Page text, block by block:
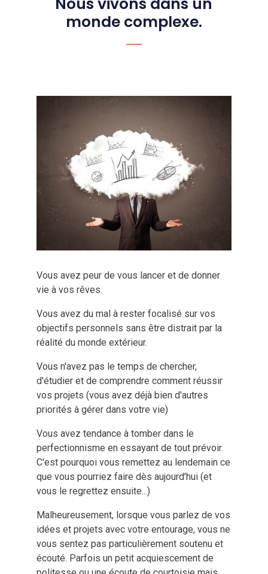
monde complexe.
Vous avez peur de vous lancer et de donner
vie à vos rêves.
Vous avez du mal à rester focalisé sur vos
objectifs personnels sans être distrait par la
réalité du monde extérieur.
Vous n'avez pas le temps ​de chercher,
d'étudier et de comprendre comment réussir
vos projets (vous avez déjà bien d'autres
priorités à gérer dans votre vie)
Vous avez tendance à tomber dans le
perfectionnisme en essayant de tout prévoir.
C'est pourquoi vous remettez au lendemain ce
que vous pourriez faire dès aujourd'hui (et
vous le regrettez ensuite...)
Malheureusement, lorsque vous parlez de vos
idées et projets avec votre entourage, vous ne
vous sentez pas particulièrement soutenu et
écouté. Parfois un petit acquiescement de